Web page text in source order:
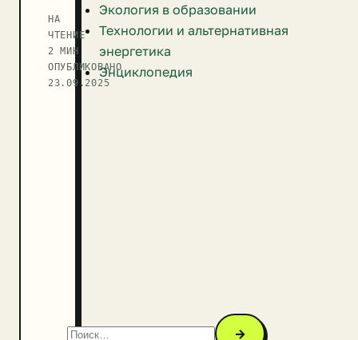
НА
ЧТЕНИЕ
2 МИН
ОПУБЛИКОВАНО
23.09.2025
Экология в образовании
Технологии и альтернативная
энергетика
Энциклопедия
→